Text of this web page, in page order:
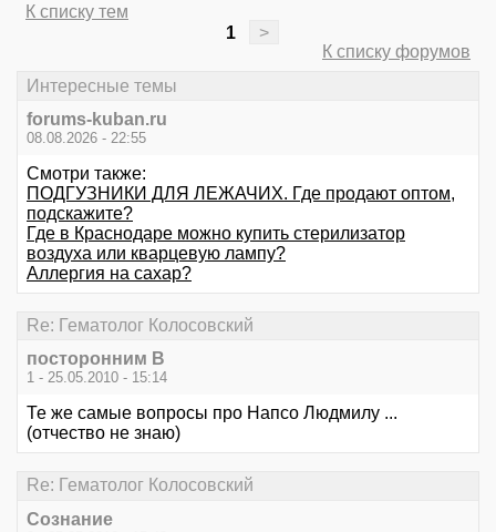
К списку тем
1
>
К списку форумов
Интересные темы
forums-kuban.ru
08.08.2026 - 22:55
Смотри также:
ПОДГУЗНИКИ ДЛЯ ЛЕЖАЧИХ. Где продают оптом,
подскажите?
Где в Краснодаре можно купить стерилизатор
воздуха или кварцевую лампу?
Аллергия на сахар?
Re: Гематолог Колосовский
посторонним В
1 - 25.05.2010 - 15:14
Те же самые вопросы про Напсо Людмилу ...
(отчество не знаю)
Re: Гематолог Колосовский
Сознание